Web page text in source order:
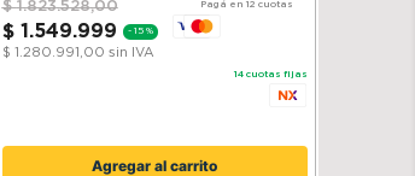
$ 1.823.528,00
$ 1 .549.999 - 15 %
$ 1.280.991,00 sin IVA
Pagá en 12 cuotas
14 cuotas fijas
Agregar al carrito